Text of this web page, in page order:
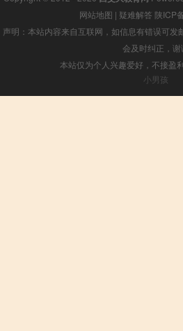
网站地图 | 疑难解答 陕ICP
声明：本站内容来自互联网，如信息有错误可
会及时纠正，谢
本站仅为个人兴趣爱好，不接盈
小男孩